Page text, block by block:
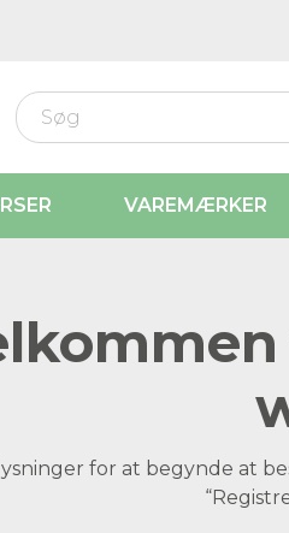
VAREMÆRKER
for at begynde at